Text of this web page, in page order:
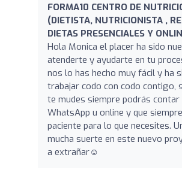
FORMA10 CENTRO DE
(DIETISTA, NUTRICIONISTA ,
DIETAS PRESENCIALES Y
Hola Monica el placer ha sido
atenderte y ayudarte en tu
nos lo has hecho muy fácil y ha
trabajar codo con codo contigo,
te mudes siempre podrás
WhatsApp u online y que
paciente para lo que necesites.
mucha suerte en este nuevo
a extrañar☺️